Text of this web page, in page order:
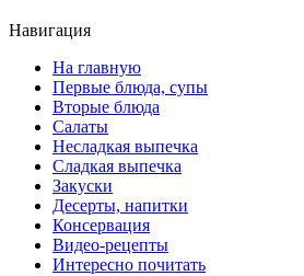
Навигация
На главную
Первые блюда, супы
Вторые блюда
Салаты
Несладкая выпечка
Сладкая выпечка
Закуски
Десерты, напитки
Консервация
Видео-рецепты
Интересно почитать